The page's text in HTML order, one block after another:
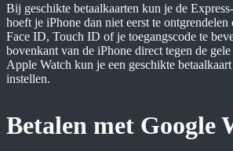
Bij geschikte betaalkaarten kun je de
hoeft je iPhone dan niet eerst te
Face ID, Touch ID of je toegangscode te
bovenkant van de iPhone direct tegen de
Apple Watch kun je een geschikte
instellen.
Betalen met Google